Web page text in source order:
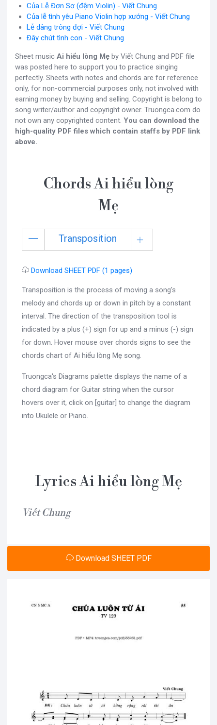
Của Lễ Đơn Sơ (đệm Violin) - Viết Chung
Của lễ tình yêu Piano Violin hợp xướng - Viết Chung
Lễ dâng trông đợi - Viết Chung
Đây chút tình con - Viết Chung
Sheet music Ai hiểu lòng Mẹ by Viết Chung and PDF file
was posted here to support you to practice singing
perfectly. Sheets with notes and chords are for reference
only, for non-commercial purposes only, not involved with
earning money by buying and selling. Copyright is belong to
song writer/author and copyright owner. Truongca.com do
not own any copyrighted content. You can download the
high-quality PDF files which contain staffs by PDF link
above.
Chords Ai hiểu lòng
Mẹ
Transposition
Download SHEET PDF (1 pages)
Transposition is the process of moving a song's
melody and chords up or down in pitch by a constant
interval. The direction of the transposition tool is
indicated by a plus (+) sign for up and a minus (-) sign
for down. Hover mouse over chords signs to see the
chords chart of Ai hiểu lòng Mẹ song.
Truongca's Diagrams palette displays the name of a
chord diagram for Guitar string when the cursor
hovers over it, click on [guitar] to change the diagram
into Ukulele or Piano.
Lyrics Ai hiểu lòng Mẹ
Viết Chung
Download SHEET PDF